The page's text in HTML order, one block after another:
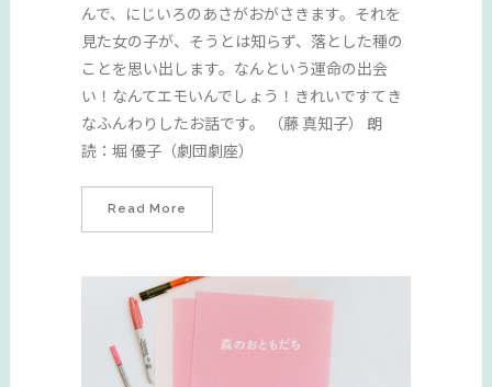
んで、にじいろのあさがおがさきます。それを
見た女の子が、そうとは知らず、落とした種の
ことを思い出します。なんという運命の出会
い！なんてエモいんでしょう！きれいですてき
なふんわりしたお話です。 （藤 真知子） 朗
読：堀 優子（劇団劇座）
Read More